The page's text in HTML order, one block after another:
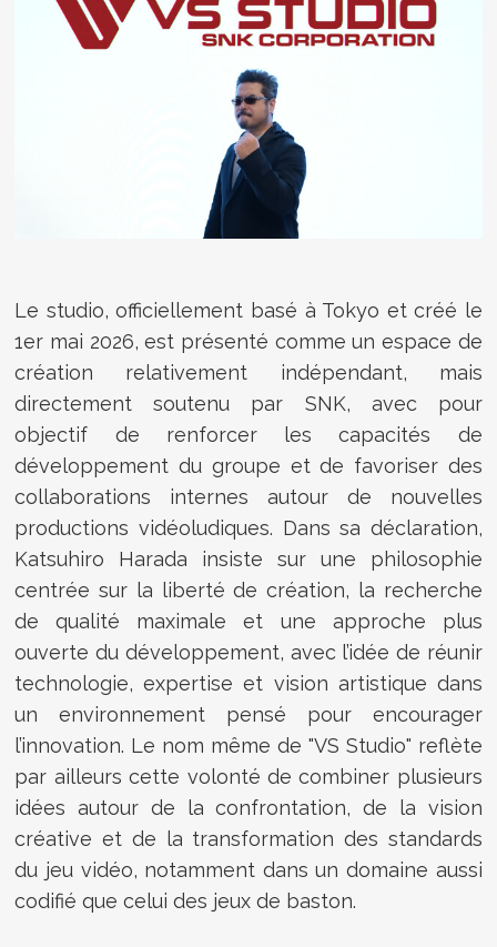
Le studio, officiellement basé à Tokyo et créé le
1er mai 2026, est présenté comme un espace de
création relativement indépendant, mais
directement soutenu par SNK, avec pour
objectif de renforcer les capacités de
développement du groupe et de favoriser des
collaborations internes autour de nouvelles
productions vidéoludiques. Dans sa déclaration,
Katsuhiro Harada insiste sur une philosophie
centrée sur la liberté de création, la recherche
de qualité maximale et une approche plus
ouverte du développement, avec l’idée de réunir
technologie, expertise et vision artistique dans
un environnement pensé pour encourager
l’innovation. Le nom même de "VS Studio" reflète
par ailleurs cette volonté de combiner plusieurs
idées autour de la confrontation, de la vision
créative et de la transformation des standards
du jeu vidéo, notamment dans un domaine aussi
codifié que celui des jeux de baston.